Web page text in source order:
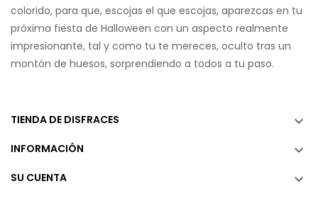
colorido, para que, escojas el que escojas, aparezcas en tu
próxima fiesta de Halloween con un aspecto realmente
impresionante, tal y como tu te mereces, oculto tras un
montón de huesos, sorprendiendo a todos a tu paso.
TIENDA DE DISFRACES 
INFORMACIÓN 
SU CUENTA 